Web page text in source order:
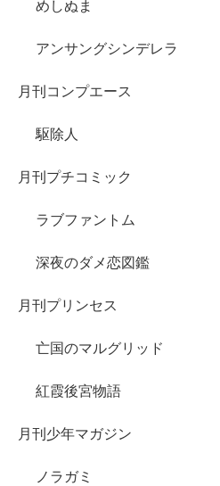
めしぬま
アンサングシンデレラ
月刊コンプエース
駆除人
月刊プチコミック
ラブファントム
深夜のダメ恋図鑑
月刊プリンセス
亡国のマルグリッド
紅霞後宮物語
月刊少年マガジン
ノラガミ